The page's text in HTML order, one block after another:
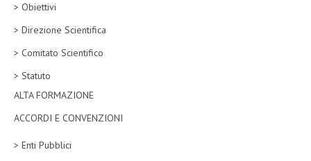
MISSION
CONTATTI
ATTO COSTITUTIVO E STATUTO
ORGANIZZAZIONE
OBIETTIVI
> Obiettivi
> Direzione Scientifica
> Comitato Scientifico
> Statuto
ALTA FORMAZIONE
ACCORDI E CONVENZIONI
> Enti Pubblici